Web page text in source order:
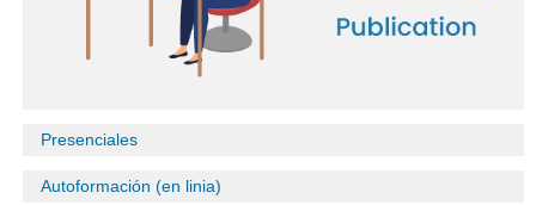
Presenciales
Autoformación (en linia)